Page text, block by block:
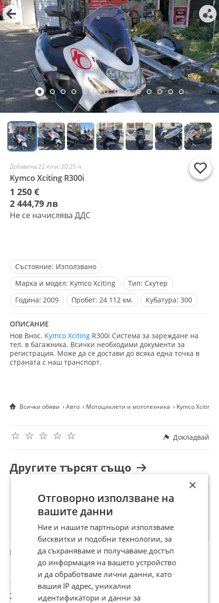
Добавена 22 юли, 20:25 ч.
Kymco Xciting R300i
1 250 €
2 444,79 лв
Не се начислява ДДС
Състояние: Използвано
Марка и модел: Kymco Xciting Тип: Скутер
Година: 2009 Пробег: 24 112 км. Кубатура: 300
ОПИСАНИЕ
Нов Внос. Kymco Xciting R300i Система за зареждане на
тел. в багажника. Всички необходими документи за
регистрация. Може да се достави до всяка една точка в
страната с наш транспорт.
Всички обяви Авто Мотоциклети и мототехника Kymco Xciting
☆
☆
☆
☆
☆ Докладвай
Другите търсят също
Kymco Xciting
1 200 €
2 347 лв
Kymco Xciting 500
Лизинг Бартер
1 199 €
2 345,04 лв
Kymco Xciting
Скутер кинко
ексайтинк 500
×
Отговорно използване на
вашите данни
Ние и нашите партньори използваме
бисквитки и подобни технологии, за
да съхраняваме и получаваме достъп
до информация на вашето устройство
и да обработваме лични данни, като
вашия IP адрес, уникални
идентификатори и данни за